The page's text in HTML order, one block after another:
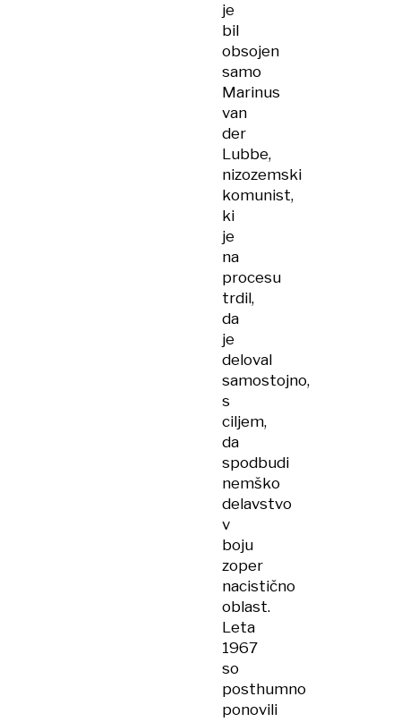
je
bil
obsojen
samo
Marinus
van
der
Lubbe,
nizozemski
komunist,
ki
je
na
procesu
trdil,
da
je
deloval
samostojno,
s
ciljem,
da
spodbudi
nemško
delavstvo
v
boju
zoper
nacistično
oblast.
Leta
1967
so
posthumno
ponovili